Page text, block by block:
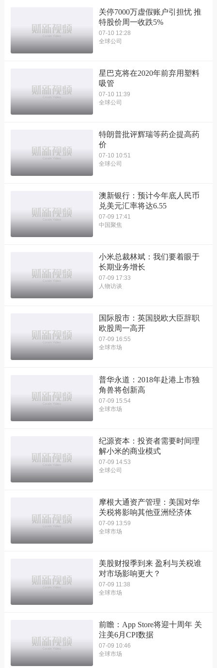
关停7000万虚假账户引担忧 推
特股价周一收跌5%
07-10 12:28
全球公司
星巴克将在2020年前弃用塑料
吸管
07-10 11:39
全球公司
特朗普批评辉瑞等药企提高药
价
07-10 10:51
全球公司
澳新银行：预计今年底人民币
兑美元汇率将达6.55
07-09 17:41
中国聚焦
小米总裁林斌：我们要着眼于
长期业务增长
07-09 17:33
人物访谈
国际股市：英国脱欧大臣辞职
欧股周一高开
07-09 16:55
全球市场
普华永道：2018年赴港上市独
角兽将创新高
07-09 15:54
全球市场
纪源资本：投资者需要时间理
解小米的商业模式
07-09 14:53
全球公司
摩根大通资产管理：美国对华
关税将影响其他亚洲经济体
07-09 13:59
全球市场
美股财报季到来 盈利与关税谁
对市场影响更大？
07-09 11:38
全球市场
前瞻：App Store将迎十周年 关
注美6月CPI数据
07-09 10:46
全球市场